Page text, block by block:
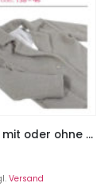
Mantel “MOLLY”, Gr. 158 – Damengr. 46 – mit oder ohne Futter
Versand